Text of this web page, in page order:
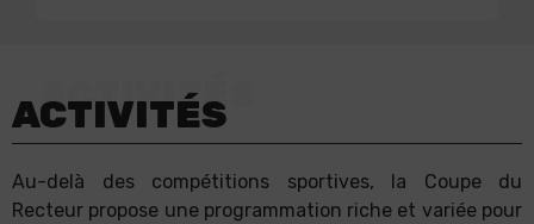
ACTIVITÉS
Au-delà des compétitions sportives, la Coupe du
Recteur propose une programmation riche et variée pour